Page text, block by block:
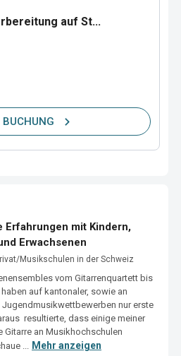
auf St...
BUCHUNG
Erfahrungen mit Kindern,
Erwachsenen
Musikschulen in der Schweiz
vom Gitarrenquartett bis
auf kantonaler, sowie an
nur erste
resultierte, dass einige meiner
Gitarre an Musikhochschulen
... Mehr anzeigen